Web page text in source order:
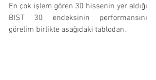
En çok işlem gören 30 hissenin yer aldığı
BIST 30 endeksinin performansını
görelim birlikte aşağıdaki tablodan.